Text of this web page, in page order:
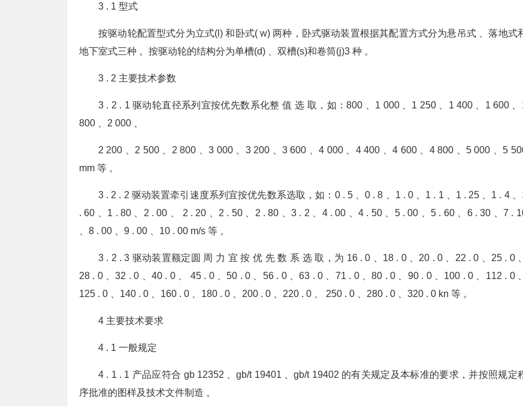
3 . 1 型式
按驱动轮配置型式分为立式(l) 和卧式( w) 两种，卧式驱动装置根据其配置方式分为悬吊式 、落地式
地下室式三种 。按驱动轮的结构分为单槽(d) 、双槽(s)和卷筒(j)3 种 。
3 . 2 主要技术参数
3 . 2 . 1 驱动轮直径系列宜按优先数系化整 值 选 取，如：800 、1 000 、1 250 、1 400 、1 600 、
800 、2 000 、
2 200 、2 500 、2 800 、3 000 、3 200 、3 600 、4 000 、4 400 、4 600 、4 800 、5 000 、5
mm 等 。
3 . 2 . 2 驱动装置牵引速度系列宜按优先数系选取，如：0 . 5 、0 . 8 、1 . 0 、1 . 1 、1 . 25 、1 . 4 、
. 60 、1 . 80 、2 . 00 、 2 . 20 、2 . 50 、2 . 80 、3 . 2 、4 . 00 、4 . 50 、5 . 00 、5 . 60 、6 . 30 、7 .
、8 . 00 、9 . 00 、10 . 00 m/s 等 。
3 . 2 . 3 驱动装置额定圆 周 力 宜 按 优 先 数 系 选 取，为 16 . 0 、18 . 0 、20 . 0 、22 . 0 、25 . 0 、
28 . 0 、32 . 0 、40 . 0 、 45 . 0 、50 . 0 、56 . 0 、63 . 0 、71 . 0 、80 . 0 、90 . 0 、100 . 0 、112 . 0 、
125 . 0 、140 . 0 、160 . 0 、180 . 0 、200 . 0 、220 . 0 、 250 . 0 、280 . 0 、320 . 0 kn 等 。
4 主要技术要求
4 . 1 一般规定
4 . 1 . 1 产品应符合 gb 12352 、gb/t 19401 、gb/t 19402 的有关规定及本标准的要求，并按照规定
序批准的图样及技术文件制造 。